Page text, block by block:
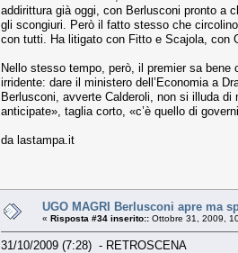
addirittura già oggi, con Berlusconi pronto a
gli scongiuri. Però il fatto stesso che
con tutti. Ha litigato con Fitto e Scajola, con
Nello stesso tempo, però, il premier sa
irridente: dare il ministero dell’Economia a
Berlusconi, avverte Calderoli, non si illuda
anticipate», taglia corto, «c’è quello di
da lastampa.it
UGO MAGRI Berlusconi apre ma
« Risposta #34 inserito:: Ottobre 31, 2009,
31/10/2009 (7:28) - RETROSCENA